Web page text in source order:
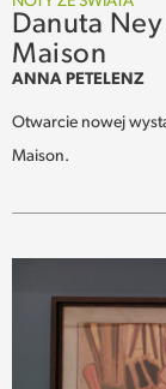
Danuta
Maison
ANNA PETELENZ
Otwarcie nowej
Maison.